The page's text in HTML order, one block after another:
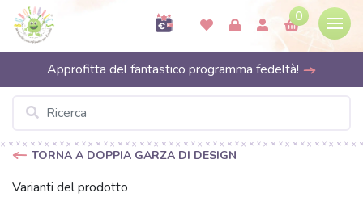
0
Approfitta del fantastico programma fedeltà!
TORNA A DOPPIA GARZA DI DESIGN
Varianti del prodotto